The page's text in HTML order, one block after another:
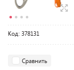
Код: 378131
Сравнить